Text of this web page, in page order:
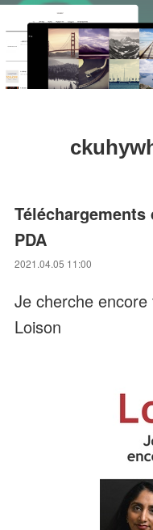
PDA
2021.04.05 11:00
Je cherche
Loison